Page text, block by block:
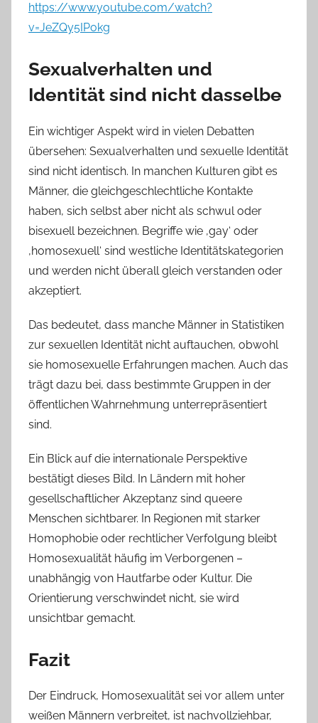
https://www.youtube.com/watch?
v=JeZQy5IPokg
Sexualverhalten und
Identität sind nicht dasselbe
Ein wichtiger Aspekt wird in vielen Debatten
übersehen: Sexualverhalten und sexuelle Identität
sind nicht identisch. In manchen Kulturen gibt es
Männer, die gleichgeschlechtliche Kontakte
haben, sich selbst aber nicht als schwul oder
bisexuell bezeichnen. Begriffe wie ‚gay‘ oder
‚homosexuell‘ sind westliche Identitätskategorien
und werden nicht überall gleich verstanden oder
akzeptiert.
Das bedeutet, dass manche Männer in Statistiken
zur sexuellen Identität nicht auftauchen, obwohl
sie homosexuelle Erfahrungen machen. Auch das
trägt dazu bei, dass bestimmte Gruppen in der
öffentlichen Wahrnehmung unterrepräsentiert
sind.
Ein Blick auf die internationale Perspektive
bestätigt dieses Bild. In Ländern mit hoher
gesellschaftlicher Akzeptanz sind queere
Menschen sichtbarer. In Regionen mit starker
Homophobie oder rechtlicher Verfolgung bleibt
Homosexualität häufig im Verborgenen –
unabhängig von Hautfarbe oder Kultur. Die
Orientierung verschwindet nicht, sie wird
unsichtbar gemacht.
Fazit
Der Eindruck, Homosexualität sei vor allem unter
weißen Männern verbreitet, ist nachvollziehbar,